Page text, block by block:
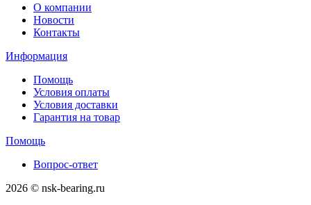
О компании
Новости
Контакты
Информация
Помощь
Условия оплаты
Условия доставки
Гарантия на товар
Помощь
Вопрос-ответ
2026 © nsk-bearing.ru